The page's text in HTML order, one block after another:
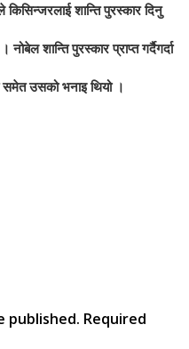
किसिन्जरलाई शान्ति पुरस्कार दिनु
शान्ति पुरस्कार प्राप्त गर्दैगर्दा
समेत उसको भनाइ थियो ।
published. Required